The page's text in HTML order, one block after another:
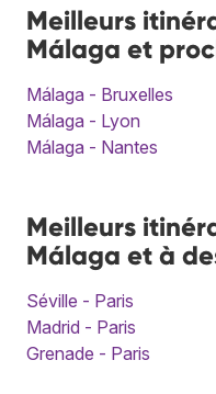
Meilleurs
Málaga et
Málaga - Bruxelles
Málaga - Lyon
Málaga - Nantes
Meilleurs
Málaga et à
Séville - Paris
Madrid - Paris
Grenade - Paris